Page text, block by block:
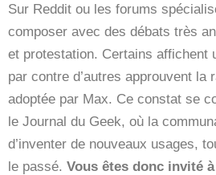
Sur Reddit ou les forums
composer avec des débats très
et protestation. Certains affichent
par contre d’autres approuvent la
adoptée par Max. Ce constat se
le Journal du Geek, où la
d’inventer de nouveaux usages,
le passé. Vous êtes donc invité